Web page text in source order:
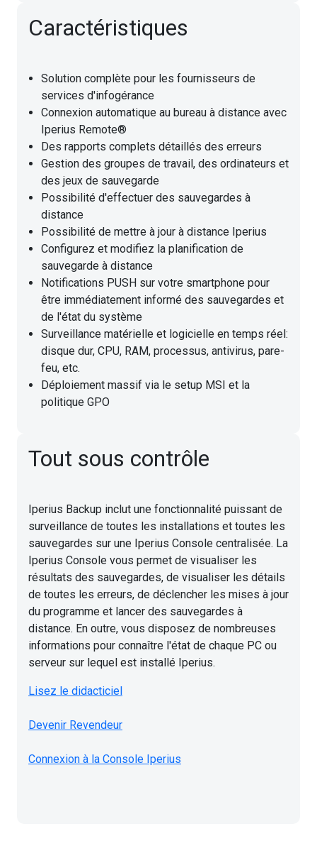
Caractéristiques
Solution complète pour les fournisseurs de
services d'infogérance
Connexion automatique au bureau à distance avec
Iperius Remote®
Des rapports complets détaillés des erreurs
Gestion des groupes de travail, des ordinateurs et
des jeux de sauvegarde
Possibilité d'effectuer des sauvegardes à
distance
Possibilité de mettre à jour à distance Iperius
Configurez et modifiez la planification de
sauvegarde à distance
Notifications PUSH sur votre smartphone pour
être immédiatement informé des sauvegardes et
de l'état du système
Surveillance matérielle et logicielle en temps réel:
disque dur, CPU, RAM, processus, antivirus, pare-
feu, etc.
Déploiement massif via le setup MSI et la
politique GPO
Tout sous contrôle
Iperius Backup inclut une fonctionnalité puissant de
surveillance de toutes les installations et toutes les
sauvegardes sur une Iperius Console centralisée. La
Iperius Console vous permet de visualiser les
résultats des sauvegardes, de visualiser les détails
de toutes les erreurs, de déclencher les mises à jour
du programme et lancer des sauvegardes à
distance. En outre, vous disposez de nombreuses
informations pour connaître l'état de chaque PC ou
serveur sur lequel est installé Iperius.
Lisez le didacticiel
Devenir Revendeur
Connexion à la Console Iperius